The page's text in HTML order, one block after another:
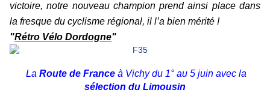
victoire, notre nouveau champion prend ainsi place dans
la fresque du cyclisme régional, il l’a bien mérité !
"Rétro Vélo Dordogne"
La Route de France à Vichy du 1° au 5 juin avec la
sélection du Limousin